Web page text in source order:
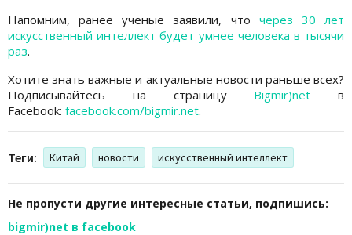
Напомним, ранее ученые заявили, что через 30 лет
искусственный интеллект будет умнее человека в тысячи
раз.
Хотите знать важные и актуальные новости раньше всех?
Подписывайтесь на страницу Bigmir)net в
Facebook: facebook.com/bigmir.net.
Теги: Китай новости искусственный интеллект
Не пропусти другие интересные статьи, подпишись:
bigmir)net в facebook